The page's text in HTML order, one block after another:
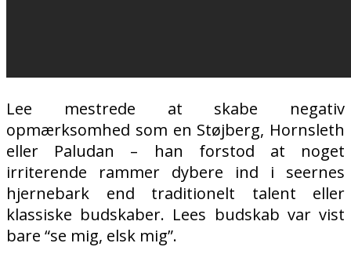
Lee mestrede at skabe negativ
opmærksomhed som en Støjberg, Hornsleth
eller Paludan – han forstod at noget
irriterende rammer dybere ind i seernes
hjernebark end traditionelt talent eller
klassiske budskaber. Lees budskab var vist
bare “se mig, elsk mig”.